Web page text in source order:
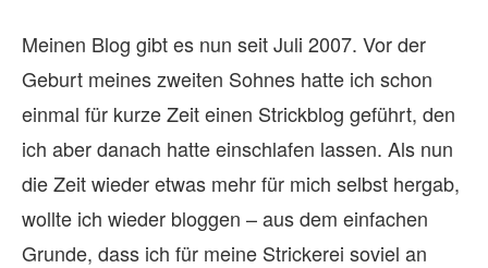
Meinen Blog gibt es nun seit Juli 2007. Vor der
Geburt meines zweiten Sohnes hatte ich schon
einmal für kurze Zeit einen Strickblog geführt, den
ich aber danach hatte einschlafen lassen. Als nun
die Zeit wieder etwas mehr für mich selbst hergab,
wollte ich wieder bloggen – aus dem einfachen
Grunde, dass ich für meine Strickerei soviel an